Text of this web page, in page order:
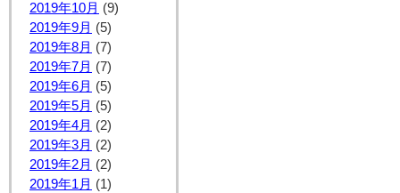
2019年10月 (9)
2019年9月 (5)
2019年8月 (7)
2019年7月 (7)
2019年6月 (5)
2019年5月 (5)
2019年4月 (2)
2019年3月 (2)
2019年2月 (2)
2019年1月 (1)